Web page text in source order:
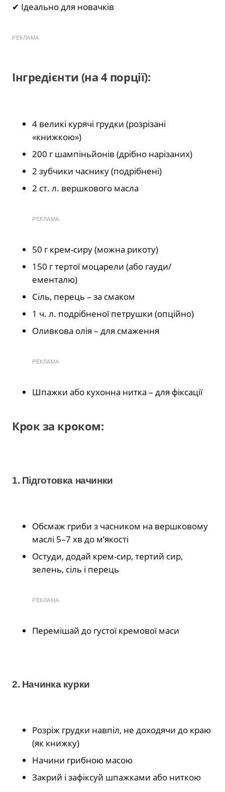
✔ Ідеально для новачків
РЕКЛАМА
Інгредієнти (на 4 порції):
4 великі курячі грудки (розрізані
«книжкою»)
200 г шампіньйонів (дрібно нарізаних)
2 зубчики часнику (подрібнені)
2 ст. л. вершкового масла
РЕКЛАМА
50 г крем-сиру (можна рикоту)
150 г тертої моцарели (або гауди/
ементалю)
Сіль, перець – за смаком
1 ч. л. подрібненої петрушки (опційно)
Оливкова олія – для смаження
РЕКЛАМА
Шпажки або кухонна нитка – для фіксації
Крок за кроком:
1. Підготовка начинки
Обсмаж гриби з часником на вершковому
маслі 5–7 хв до м’якості
Остуди, додай крем-сир, тертий сир,
зелень, сіль і перець
РЕКЛАМА
Перемішай до густої кремової маси
2. Начинка курки
Розріж грудки навпіл, не доходячи до краю
(як книжку)
Начини грибною масою
Закрий і зафіксуй шпажками або ниткою